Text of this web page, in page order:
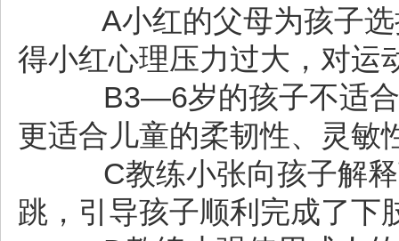
A小红的父母为孩子选
得小红心理压力过大，对运
B3—6岁的孩子不适合
更适合儿童的柔韧性、灵敏
C教练小张向孩子解释
跳，引导孩子顺利完成了下